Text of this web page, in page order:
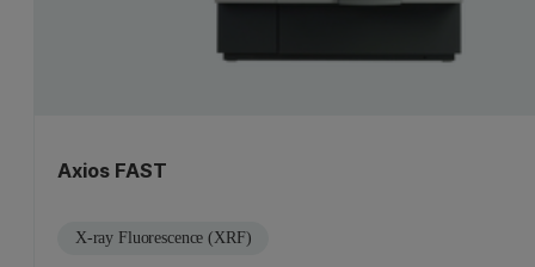
Axios FAST
X-ray Fluorescence (XRF)